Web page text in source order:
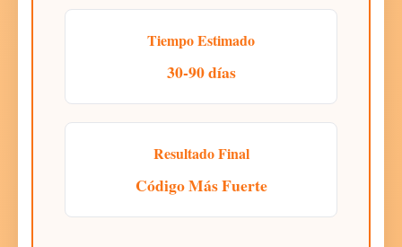
Tiempo Estimado
30-90 días
Resultado Final
Código Más Fuerte